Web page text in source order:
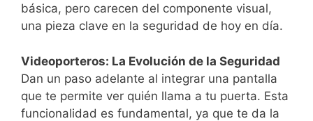
básica, pero carecen del componente visual,
una pieza clave en la seguridad de hoy en día.
Videoporteros: La Evolución de la Seguridad
Dan un paso adelante al integrar una pantalla
que te permite ver quién llama a tu puerta. Esta
funcionalidad es fundamental, ya que te da la